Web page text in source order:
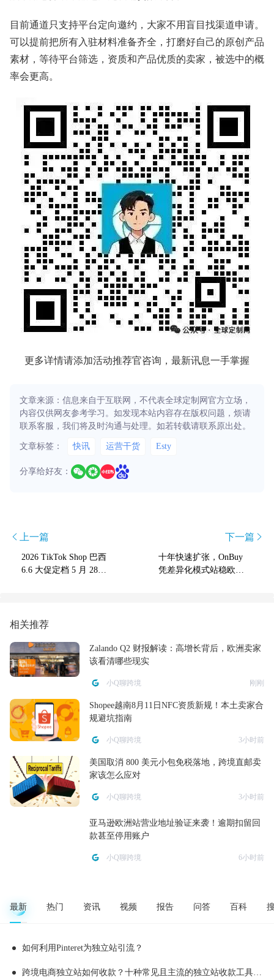
目前通道只支持平台定向邀约，大家不用盲目找渠道申请。
可以提前把所有入驻材料准备齐全，打磨好自己的原创产品
素材，等待平台筛选，资质和产品优质的卖家，被选中的概
率会更高。
更多详情请添加活动推荐官咨询，最新讯息一手掌握
文章来源：信息来自于互联网，不代表全球定制网官方立场，
内容仅供网友参考学习。如发现本站内容存在版权问题，烦请
联系客服，我们将及时沟通与处理。如若转载请联系原出处。
文章标签： 快讯 运营干货 Esty
分享给好友：
上一篇
2026 TikTok Shop 巴西
6.6 大促定档 5 月 28
下一篇
十年快速扩张，OnBuy
凭差异化模式站稳欧洲
相关推荐
Zalando Q2 财报解读：高增长背后，欧洲卖家
该看清哪些现实
小Q聊跨境 刚刚
Shopee越南8月11日NFC资质新规！本土卖家合
规避坑指南
小Q聊跨境 3小时前
美国取消 800 美元小包免税落地，跨境直邮卖
家该怎么应对
小Q聊跨境 3小时前
亚马逊欧洲站营业地址验证来袭！逾期扣留回
款甚至停用账户
小Q聊跨境 6小时前
最新 热门 资讯 视频 报告 问答 百科
如何利用Pinteret为独立站引流？
跨境电商独立站如何收款？十种常见且主流的独立站收款工具推荐